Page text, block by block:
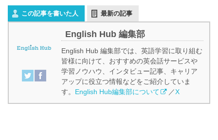
この記事を書いた人 最新の記事
English Hub 編集部
English Hub 編集部では、英語学習に取り組む
皆様に向けて、おすすめの英会話サービスや
学習ノウハウ、インタビュー記事、キャリア
アップに役立つ情報などをご紹介していま
す。 English Hub編集部について ／X